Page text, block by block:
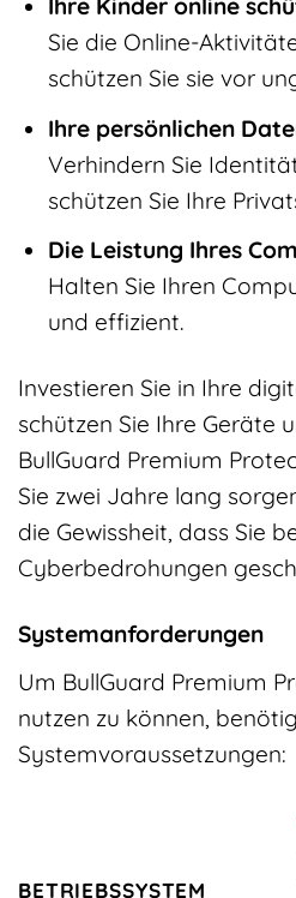
Ihre Kinder online
Sie die Online-
schützen Sie sie vor
Ihre persönlichen
Verhindern Sie
schützen Sie Ihre
Die Leistung Ihres
Halten Sie Ihren
und effizient.
Investieren Sie in Ihre
schützen Sie Ihre Geräte
BullGuard Premium
Sie zwei Jahre lang
die Gewissheit, dass Sie
Cyberbedrohungen
Systemanforderungen
Um BullGuard Premium
nutzen zu können,
Systemvoraussetzungen:
BETRIEBSSYSTEM